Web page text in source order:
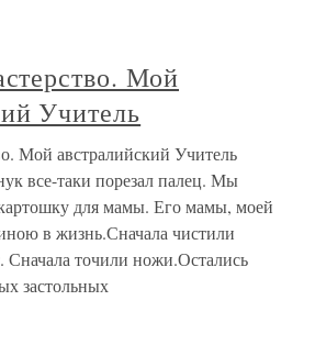
Мой
Учитель
Мой австралийский Учитель
все-таки порезал палец. Мы
для мамы. Его мамы, моей
в жизнь.Сначала чистили
Сначала точили ножи.Остались
застольных